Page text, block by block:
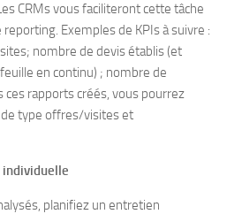
CRMs vous faciliteront cette tâche
Exemples de KPIs à suivre :
nombre de devis établis (et
en continu) ; nombre de
rapports créés, vous pourrez
type offres/visites et
individuelle
planifiez un entretien